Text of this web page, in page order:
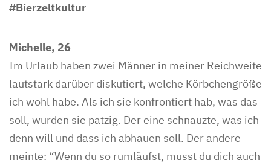
#Bierzeltkultur
Michelle, 26
Im Urlaub haben zwei Männer in meiner Reichweite
lautstark darüber diskutiert, welche Körbchengröße
ich wohl habe. Als ich sie konfrontiert hab, was das
soll, wurden sie patzig. Der eine schnauzte, was ich
denn will und dass ich abhauen soll. Der andere
meinte: “Wenn du so rumläufst, musst du dich auch